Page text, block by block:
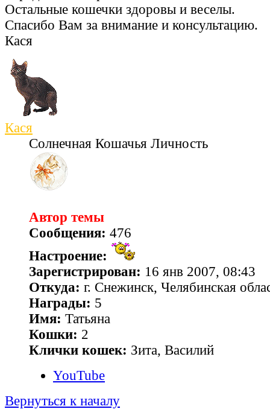
Остальные кошечки здоровы и веселы.
Спасибо Вам за внимание и консультацию.
Кася
Кася
Солнечная Кошачья Личность
Автор темы
Сообщения: 476
Настроение:
Зарегистрирован: 16 янв 2007, 08:43
Откуда: г. Снежинск, Челябинская
Награды: 5
Имя: Татьяна
Кошки: 2
Клички кошек: Зита, Василий
YouTube
Вернуться к началу